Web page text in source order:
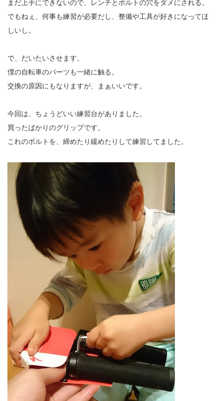
まだ上手にできないので、レンチとボルトの穴をダメにされる。
でもねぇ、何事も練習が必要だし、整備や工具が好きになってほ
しいし。
で、だいたいさせます。
僕の自転車のパーツも一緒に触る。
交換の原因にもなりますが、まぁいいです。
今回は、ちょうどいい練習台がありました。
買ったばかりのグリップです。
これのボルトを、締めたり緩めたりして練習してました。